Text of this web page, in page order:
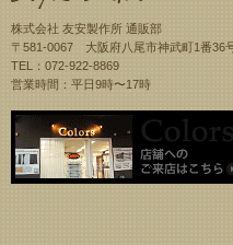
株式会社 友安製作所 通販部
〒581-0067 大阪府八尾市神武町1番36
TEL：072-922-8869
営業時間：平日9時〜17時